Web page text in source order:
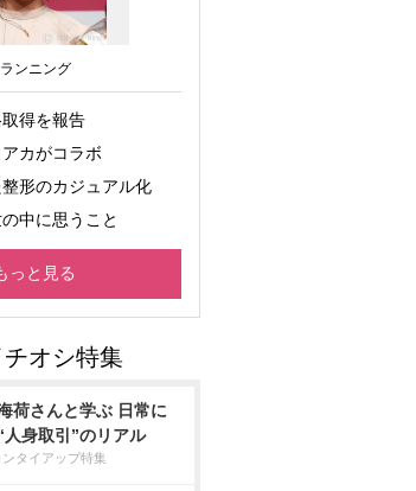
ンニング
得を報告
カがコラボ
形のカジュアル化
中に思うこと
っと見る
荷さんと学ぶ 日常に
人身取引”のリアル
ンタイアップ特集